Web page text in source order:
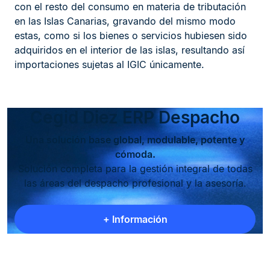
con el resto del consumo en materia de tributación
en las Islas Canarias, gravando del mismo modo
estas, como si los bienes o servicios hubiesen sido
adquiridos en el interior de las islas, resultando así
importaciones sujetas al IGIC únicamente.
Cegid Diez ERP Despacho
Una solución base global, modulable, potente y
cómoda.
Solución completa para la gestión integral de todas
las áreas del despacho profesional y la asesoría.
+ Información